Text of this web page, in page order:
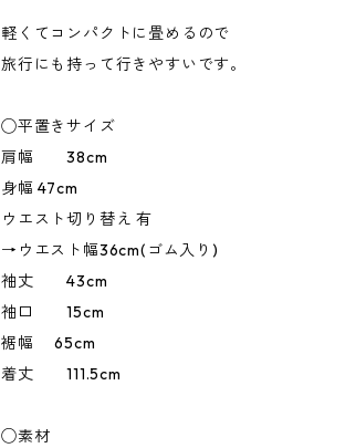
軽くてコンパクトに畳めるので
旅行にも持って行きやすいです。
◯平置きサイズ
肩幅 38cm
身幅 47cm
ウエスト切り替え 有
→ウエスト幅36cm(ゴム入り)
袖丈 43cm
袖口 15cm
裾幅 65cm
着丈 111.5cm
◯素材